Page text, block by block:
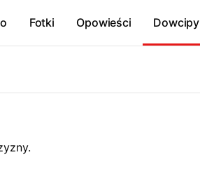
Fotki Opowieści Dowcipy